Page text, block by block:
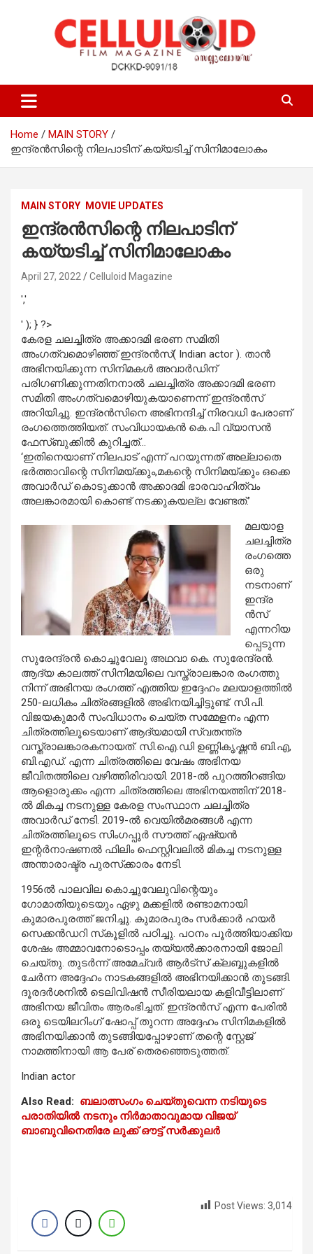
celluloid
Home
MAIN STORY
ഇന്ദ്രന്‍സിന്റെ നിലപാടിന് കയ്യടിച്ച് സിനിമാലോകം
MAIN STORY MOVIE UPDATES
ഇന്ദ്രന്‍സിന്റെ നിലപാടിന്
കയ്യടിച്ച് സിനിമാലോകം
April 27, 2022 Celluloid Magazine
','
' ); } ?>
കേരള ചലച്ചിത്ര അക്കാദമി ഭരണ സമിതി
അംഗത്വമൊഴിഞ്ഞ് ഇന്ദ്രന്‍സ്( Indian actor ). താന്‍
അഭിനയിക്കുന്ന സിനിമകള്‍ അവാര്‍ഡിന്
പരിഗണിക്കുന്നതിനനാല്‍ ചലച്ചിത്ര അക്കാദമി ഭരണ
സമിതി അംഗത്വമൊഴിയുകയാണെന്ന് ഇന്ദ്രന്‍സ്
അറിയിച്ചു. ഇന്ദ്രന്‍സിനെ അഭിനന്ദിച്ച് നിരവധി പേരാണ്
രംഗത്തെത്തിയത്. സംവിധായകന്‍ കെ.പി വ്യാസന്‍
ഫേസ്ബുക്കില്‍ കുറിച്ചത്…
‘ഇതിനെയാണ് നിലപാട് എന്ന് പറയുന്നത് അല്ലാതെ
ഭര്‍ത്താവിന്റെ സിനിമയ്ക്കും,മകന്റെ സിനിമയ്ക്കും ഒക്കെ
അവാര്‍ഡ് കൊടുക്കാന്‍ അക്കാദമി ഭാരവാഹിത്വം
അലങ്കാരമായി കൊണ്ട് നടക്കുകയല്ല വേണ്ടത്.’
മലയാള
ചലച്ചിത്ര
രംഗത്തെ
ഒരു
നടനാണ്
ഇന്ദ്ര
ന്‍സ്
എന്നറിയ
പ്പെടുന്ന
സുരേന്ദ്രന്‍ കൊച്ചുവേലു അഥവാ കെ. സുരേന്ദ്രന്‍.
ആദ്യ കാലത്ത് സിനിമയിലെ വസ്ത്രാലങ്കാര രംഗത്തു
നിന്ന് അഭിനയ രംഗത്ത് എത്തിയ ഇദ്ദേഹം മലയാളത്തില്‍
250-ലധികം ചിത്രങ്ങളില്‍ അഭിനയിച്ചിട്ടുണ്ട്. സി.പി.
വിജയകുമാര്‍ സംവിധാനം ചെയ്ത സമ്മേളനം എന്ന
ചിത്രത്തിലൂടെയാണ് ആദ്യമായി സ്വതന്ത്ര
വസ്ത്രാലങ്കാരകനായത്. സി.ഐ.ഡി ഉണ്ണികൃഷ്ണന്‍ ബി.എ,
ബി.എഡ്. എന്ന ചിത്രത്തിലെ വേഷം അഭിനയ
ജീവിതത്തിലെ വഴിത്തിരിവായി. 2018-ല്‍ പുറത്തിറങ്ങിയ
ആളൊരുക്കം എന്ന ചിത്രത്തിലെ അഭിനയത്തിന് 2018-
ല്‍ മികച്ച നടനുള്ള കേരള സംസ്ഥാന ചലച്ചിത്ര
അവാര്‍ഡ് നേടി. 2019-ല്‍ വെയില്‍മരങ്ങള്‍ എന്ന
ചിത്രത്തിലൂടെ സിംഗപ്പൂര്‍ സൗത്ത് ഏഷ്യന്‍
ഇന്റര്‍നാഷണല്‍ ഫിലിം ഫെസ്റ്റിവലില്‍ മികച്ച നടനുള്ള
അന്താരാഷ്ട്ര പുരസ്‌ക്കാരം നേടി.
1956ല്‍ പാലവില കൊച്ചുവേലുവിന്റെയും
ഗോമാതിയുടെയും ഏഴു മക്കളില്‍ രണ്ടാമനായി
കുമാരപുരത്ത് ജനിച്ചു. കുമാരപുരം സര്‍ക്കാര്‍ ഹയര്‍
സെക്കന്‍ഡറി സ്‌കൂളില്‍ പഠിച്ചു. പഠനം പൂര്‍ത്തിയാക്കിയ
ശേഷം അമ്മാവനോടൊപ്പം തയ്യല്‍ക്കാരനായി ജോലി
ചെയ്തു. തുടര്‍ന്ന് അമേച്വര്‍ ആര്‍ട്‌സ് ക്ലബ്ബുകളില്‍
ചേര്‍ന്ന അദ്ദേഹം നാടകങ്ങളില്‍ അഭിനയിക്കാന്‍ തുടങ്ങി.
ദൂരദര്‍ശനില്‍ ടെലിവിഷന്‍ സീരിയലായ കളിവീട്ടിലാണ്
അഭിനയ ജീവിതം ആരംഭിച്ചത്. ഇന്ദ്രന്‍സ് എന്ന പേരില്‍
ഒരു ടെയിലറിംഗ് ഷോപ്പ് തുറന്ന അദ്ദേഹം സിനിമകളില്‍
അഭിനയിക്കാന്‍ തുടങ്ങിയപ്പോഴാണ് തന്റെ സ്റ്റേജ്
നാമത്തിനായി ആ പേര് തെരഞ്ഞെടുത്തത്.
Indian actor
Also Read: ബലാത്സംഗം ചെയ്തുവെന്ന നടിയുടെ
പരാതിയില്‍ നടനും നിര്‍മാതാവുമായ വിജയ്
ബാബുവിനെതിരേ ലുക്ക് ഔട്ട് സര്‍ക്കുലര്‍
Post Views: 3,014